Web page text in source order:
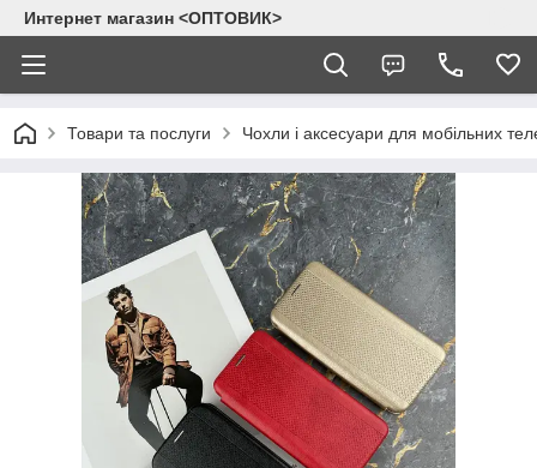
Интернет магазин <ОПТОВИК>
Товари та послуги Чохли і аксесуари для мобільних